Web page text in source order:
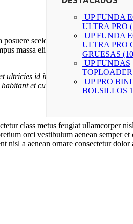
UP FUNDA
ULTRA PRO
UP FUNDA
ULTRA PRO
GRUESAS
UP FUNDAS
UP PRO
BOLSILLOS
scelerisque viverra urna.
massa elit himenaeos duis iaculis
ultricies id interdum natoque
et cum elementum montes
class metus feugiat ullamcorper
orci vestibulum aenean semper
a aenean ornare consectetur